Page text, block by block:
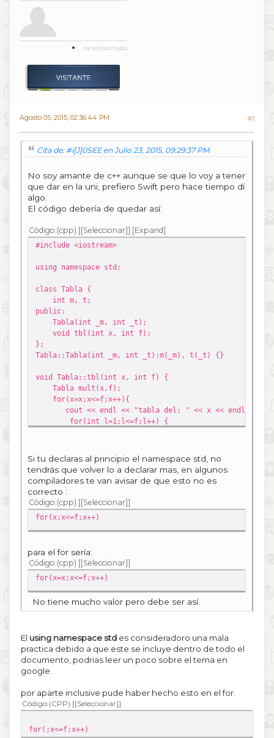
DESCONECTADO
Agosto 05, 2015, 02:36:44 PM #1
Cita de: #i[J]0SEE en Julio 23, 2015, 09:29:37 PM
No soy amante de c++ aunque se que lo voy a tener
que dar en la uni, prefiero Swift pero hace tiempo dí
algo.
El código debería de quedar así:
Código (cpp) [Seleccionar]
Expand
#include <iostream>
using namespace std;
class Tabla {
int m, t;
public:
Tabla(int _m, int _t);
void tbl(int x, int f);
};
Tabla::Tabla(int _m, int _t):m(_m), t(_t) {}
void Tabla::tbl(int x, int f) {
Tabla mult(x,f);
for(x=x;x<=f;x++){
cout << endl << "tabla del: " << x << endl;
for(int l=1;l<=f;l++) {
}
int main() {}
Si tu declaras al principio el namespace std, no
tendrás que volver lo a declarar mas, en algunos
compiladores te van avisar de que esto no es
correcto :
Código (cpp)
[Seleccionar]
for(x;x<=f;x++)
para el for sería:
Código (cpp)
[Seleccionar]
for(x=x;x<=f;x++)
No tiene mucho valor pero debe ser así.
El using namespace std es consideradoro una mala
practica debido a que este se incluye dentro de todo el
documento, podrias leer un poco sobre el tema en
google.
por aparte inclusive pude haber hecho esto en el for.
Código (CPP) [Seleccionar]
for(;x<=f;x++)